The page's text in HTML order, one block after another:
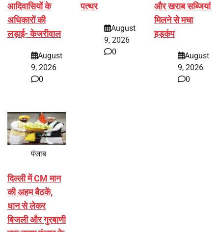
आदिवासियों के
अधिकारों की
लड़ाई- केजरीवाल
August
9, 2026
0
पत्थर
August
9, 2026
0
और खराब सब्जियां
मिलने से मचा
हड़कंप
August
9, 2026
0
पंजाब
दिल्ली में CM मान
की अहम बैठकें,
धान से लेकर
बिजली और गुरबाणी